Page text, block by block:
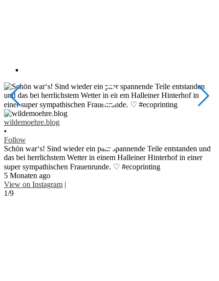
wildemoehre.blog
•
Follow
Schön war‘s! Sind wieder ein paar spannende Teile entstanden und
das bei herrlichstem Wetter in einem Halleiner Hinterhof in einer
super sympathischen Frauenrunde. ♡ #ecoprinting
5 Monaten ago
View on Instagram |
1/9